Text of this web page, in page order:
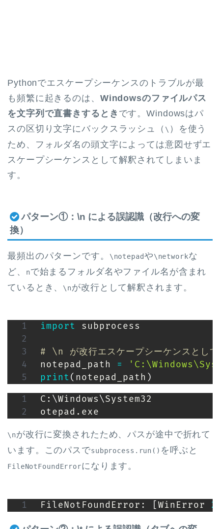
Pythonでエスケープシーケンスのトラブルが最
も頻繁に起きるのは、 Windowsのファイルパス
を文字列で直書きするとき です。Windowsはパ
スの区切り文字にバックスラッシュ（ \ ）を使う
ため、フォルダ名の頭文字によっては意図せずエ
スケープシーケンスとして解釈されてしまいま
す。
パターン①：\n による誤認識（改行への変
換）
最頻出のパターンです。 \notepadや\networkな
ど、
nで始まるフォルダ名やファイル名が含まれ
ているとき、
\nが改行として解釈されます。
import subprocess
# \n が改行エスケープシーケンスとして
notepad_path
=
print ( notepad_path )
C: \Windows\System32
otepad.exe
\nが改行に変換されたため、パスが途中で折れて
います。このパスでsubprocess.run() を呼ぶと
FileNotFoundErrorになります。
FileNotFoundError: WinError 2